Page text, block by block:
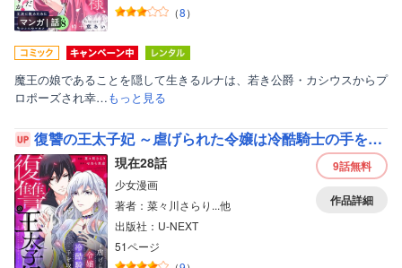
マンガ｜話
（8）
魔王の娘であることを隠して生きるルナは、若き公爵・カシウスからプ
ロポーズされ幸…もっと見る
復讐の王太子妃 ～虐げられた令嬢は冷酷騎士の手を取る～ 【分冊版】
現在28話
少女漫画
著者：菜々川さらり...他
出版社：U-NEXT
51ページ
9話無料
作品詳細